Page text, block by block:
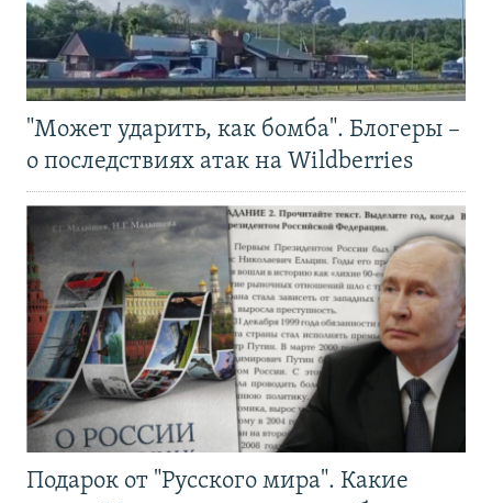
"Может ударить, как бомба". Блогеры –
о последствиях атак на Wildberries
Подарок от "Русского мира". Какие